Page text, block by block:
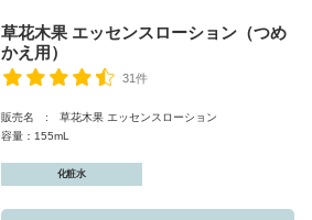
草花木果 エッセンスローション（つめ
かえ用）
31件
販売名 : 草花木果 エッセンスローション
容量：155mL
化粧水